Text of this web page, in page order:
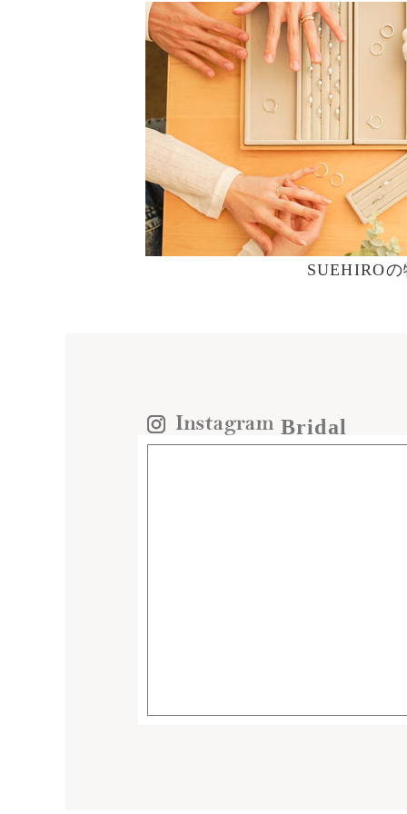
SUEHIROの
Bridal